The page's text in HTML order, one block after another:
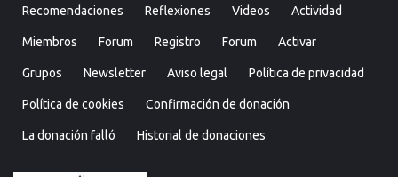
Recomendaciones Reflexiones Videos Actividad
Miembros Forum Registro Forum Activar
Grupos Newsletter Aviso legal Política de privacidad
Política de cookies Confirmación de donación
La donación falló Historial de donaciones